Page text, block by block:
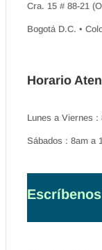
Cra. 15 # 88-21
Bogotá D.C. •
Horario
Lunes a Viernes :
Sábados : 8am a